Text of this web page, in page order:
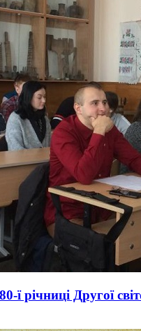
ї річниці Другої